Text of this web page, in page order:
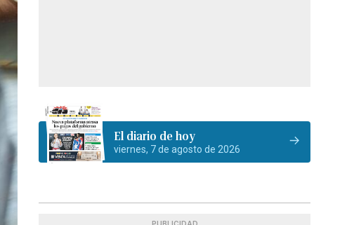
El diario de hoy
viernes, 7 de agosto de 2026